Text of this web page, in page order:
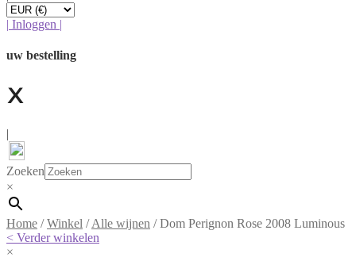
| Inloggen |
uw bestelling
Zoeken
×
Home /Winkel /Alle wijnen /Dom Perignon Rose 2008 Luminous
< Verder winkelen
×